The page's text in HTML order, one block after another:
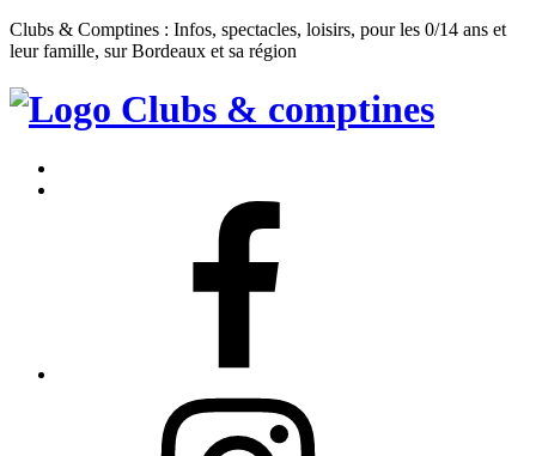
Clubs & Comptines : Infos, spectacles, loisirs, pour les 0/14 ans et
leur famille, sur Bordeaux et sa région
Clubs
Comptines